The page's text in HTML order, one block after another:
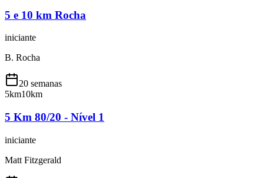
5 e 10 km Rocha
iniciante
B. Rocha
20 semanas
5km10km
5 Km 80/20 - Nível 1
iniciante
Matt Fitzgerald